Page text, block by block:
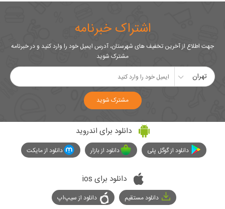
اشتراک خبرنامه
جهت اطلاع از آخرین تخفیف های شهرستان، آدرس ایمیل خود را وارد کنید و در خبرنامه
مشترک شوید
تهران
مشترک شوید
دانلود برای اندروید
دانلود از گوگل پلی دانلود از بازار دانلود از مایکت
دانلود برای ios
دانلود مستقیم دانلود از سیپ‌اپ